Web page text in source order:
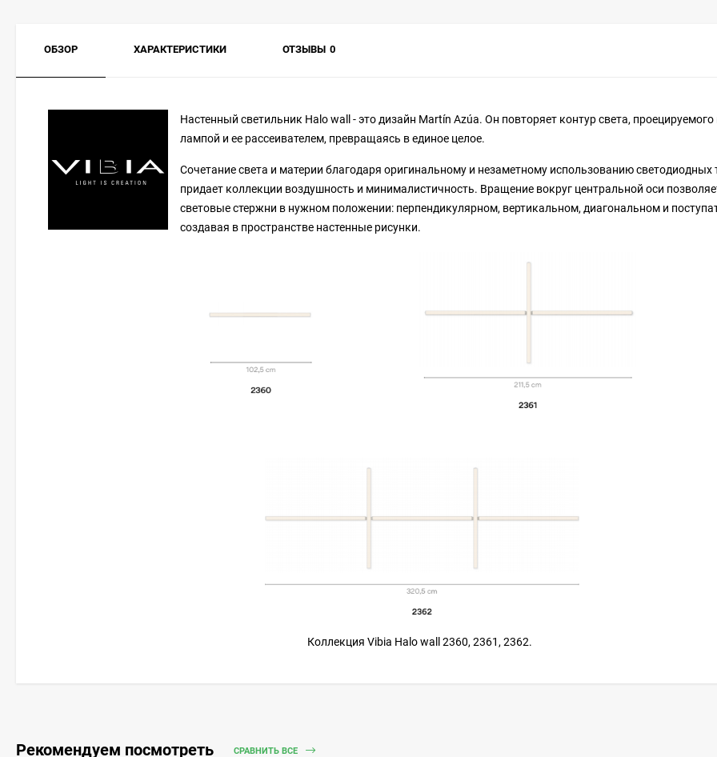
ОБЗОР ХАРАКТЕРИСТИКИ ОТЗЫВЫ 0
Настенный светильник Halo wall - это дизайн Martín Azúa. Он повторяет контур света,
лампой и ее рассеивателем, превращаясь в единое целое.
Сочетание света и материи благодаря оригинальному и незаметному использованию светодиодных
придает коллекции воздушность и минималистичность. Вращение вокруг центральной оси
световые стержни в нужном положении: перпендикулярном, вертикальном, диагональном и
создавая в пространстве настенные рисунки.
Коллекция Vibia Halo wall 2360, 2361, 2362.
Рекомендуем посмотреть СРАВНИТЬ ВСЕ